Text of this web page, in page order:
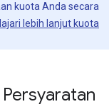
kuota Anda secara
lebih lanjut kuota